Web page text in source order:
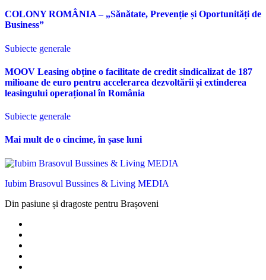
COLONY ROMÂNIA – „Sănătate, Prevenție și Oportunități de
Business”
Subiecte generale
MOOV Leasing obține o facilitate de credit sindicalizat de 187
milioane de euro pentru accelerarea dezvoltării și extinderea
leasingului operațional în România
Subiecte generale
Mai mult de o cincime, în șase luni
Iubim Brasovul Bussines & Living MEDIA
Din pasiune și dragoste pentru Brașoveni